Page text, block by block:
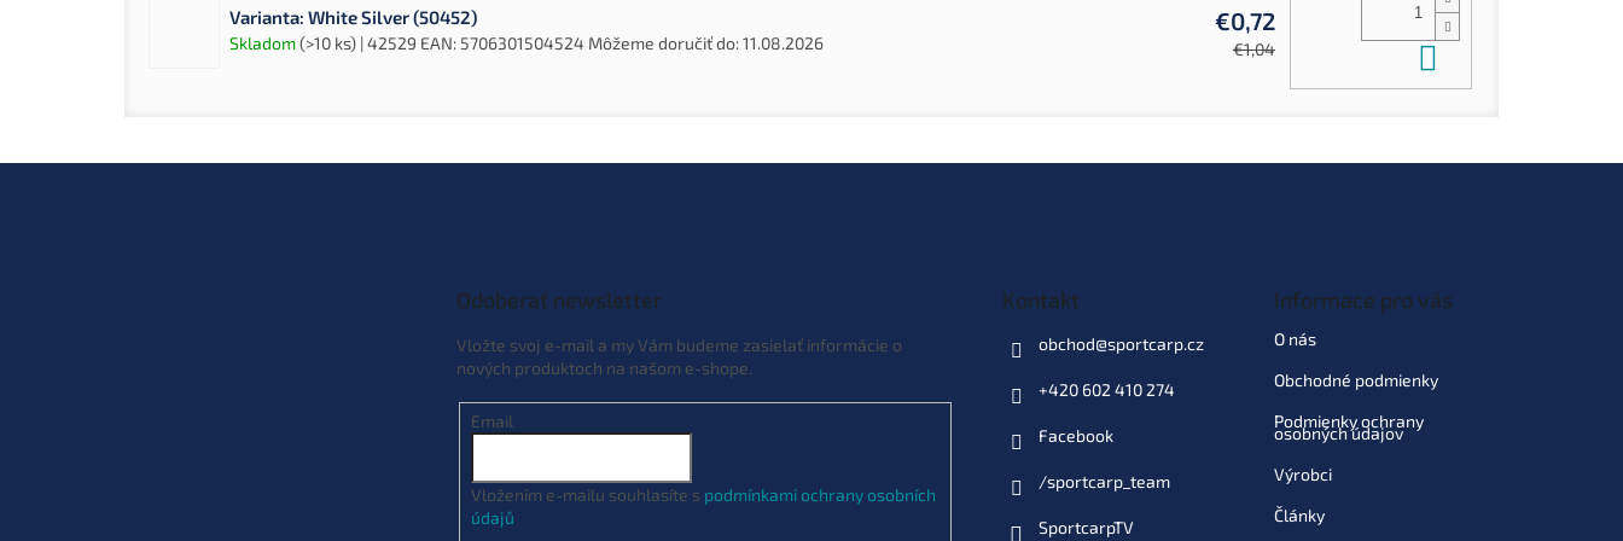
Varianta: White Silver (50452)
Skladom(>10 ks) | 42529 EAN: 5706301504524 Môžeme doručiť do:11.08.2026
€0,72
€1,04
Odoberať newsletter
Vložte svoj e-mail a my Vám budeme zasielať informácie o
nových produktoch na našom e-shope.
Email
Vložením e-mailu souhlasíte s podmínkami ochrany osobních
údajů
Kontakt
obchod@sportcarp.cz
+420 602 410 274
Facebook
/sportcarp_team
SportcarpTV
Informace pro vás
O nás
Obchodné podmienky
Podmienky ochrany
osobných údajov
Výrobci
Články